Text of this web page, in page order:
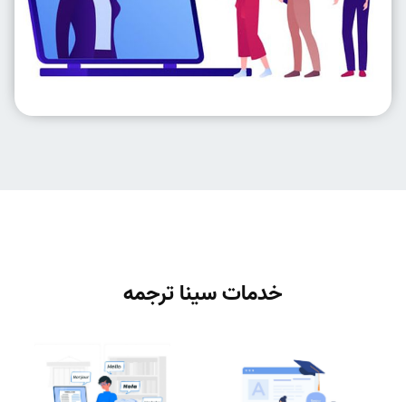
خدمات سینا ترجمه